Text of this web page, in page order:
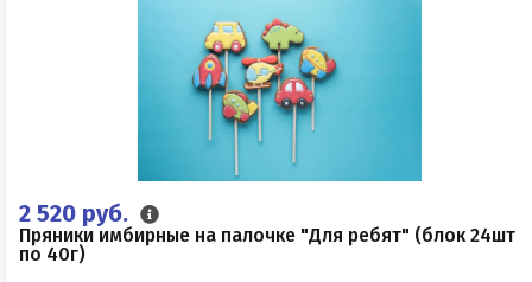
2 520 руб.
Пряники имбирные на палочке "Для ребят" (блок 24шт
по 40г)